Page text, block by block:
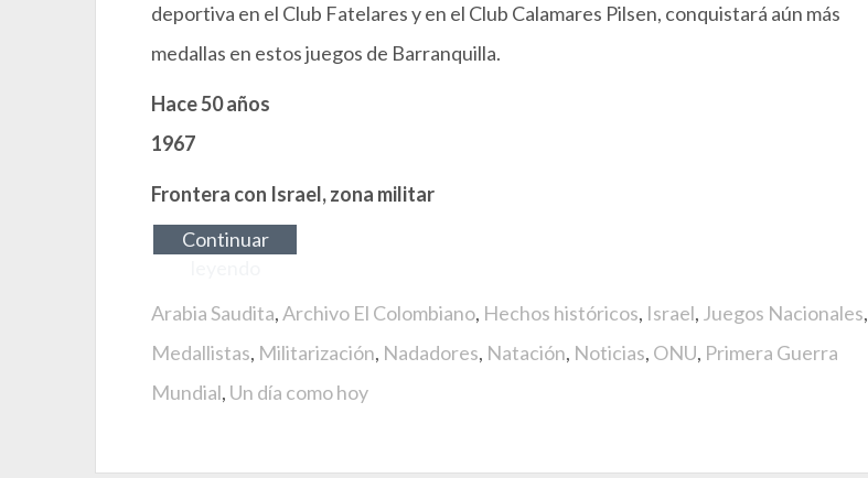
deportiva en el Club Fatelares y en el Club Calamares Pilsen, conquistará aún más
medallas en estos juegos de Barranquilla.
Hace 50 años
1967
Frontera con Israel, zona militar
Continuar
Arabia Saudita,Archivo El Colombiano, Hechos históricos, Israel, Juegos Nacionales,
Medallistas, Militarización, Nadadores, Natación, Noticias, ONU, Primera Guerra
Mundial, Un día como hoy